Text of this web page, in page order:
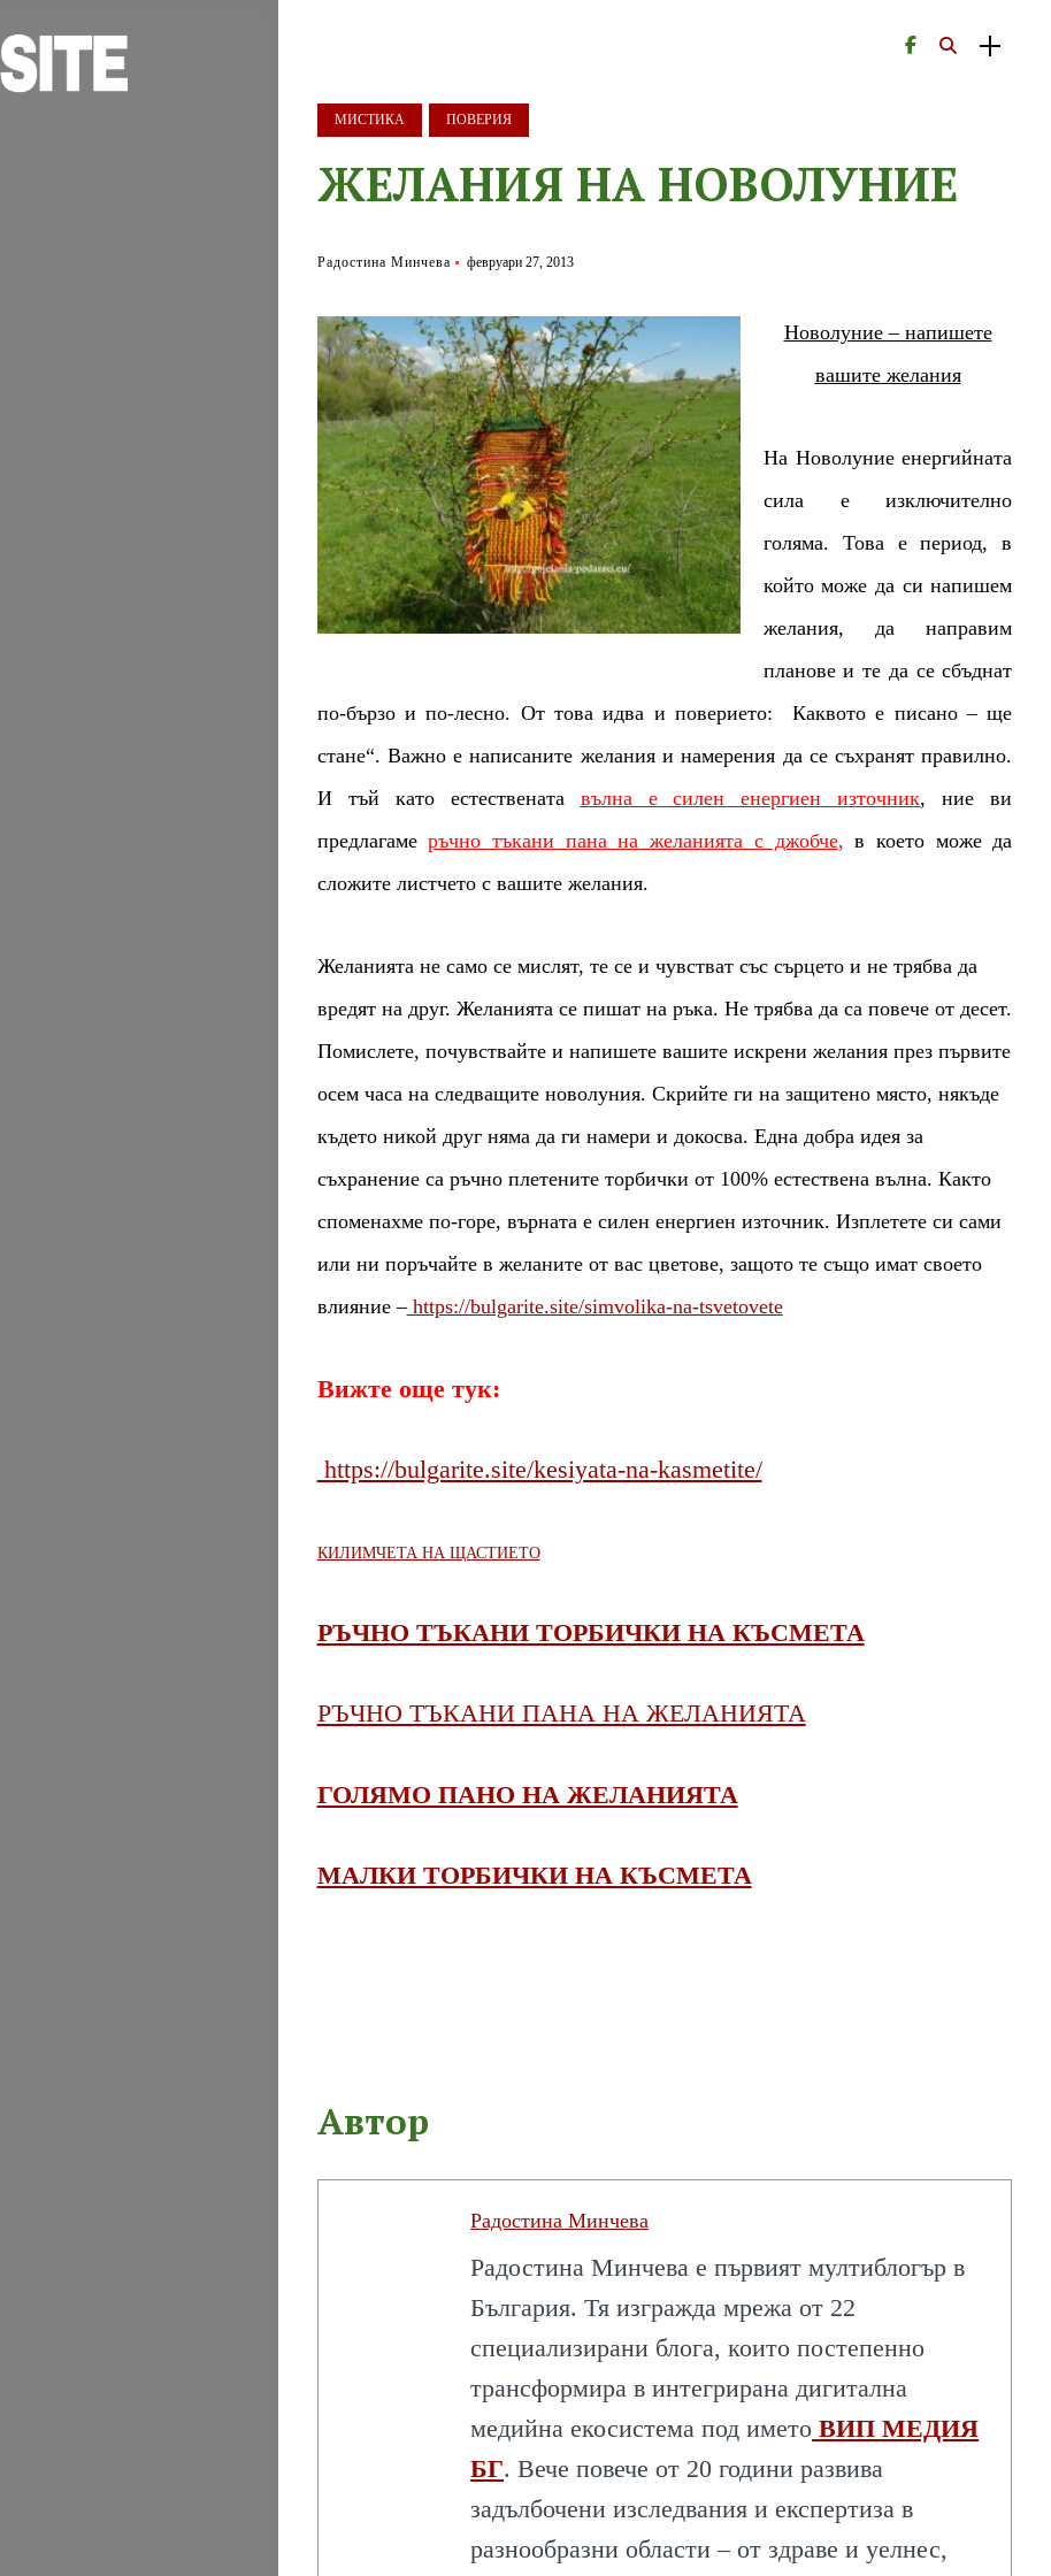
БЪЛГАРИЯ
БЪЛГАРИТЕ
ПРЕДПРИЕМАЧИ
ЗНАЧИМИ
КУЛТУРА
МИСТИКА ПОВЕРИЯ
ЖЕЛАНИЯ НА НОВОЛУНИЕ
Радостина Минчева февруари 27, 2013
Новолуние – напишете
вашите желания
На Новолуние енергийната
сила е изключително
голяма. Това е период, в
който може да си напишем
желания, да направим
планове и те да се сбъднат
по-бързо и по-лесно. От това идва и поверието: Каквото е писано – ще
стане“. Важно е написаните желания и намерения да се съхранят правилно.
И тъй като естествената вълна е силен енергиен източник, ние ви
предлагамеръчно тъкани пана на желанията с джобче, в което може да
сложите листчето с вашите желания.
Желанията не само се мислят, те се и чувстват със сърцето и не трябва да
вредят на друг. Желанията се пишат на ръка. Не трябва да са повече от десет.
Помислете, почувствайте и напишете вашите искрени желания през първите
осем часа на следващите новолуния. Скрийте ги на защитено място, някъде
където никой друг няма да ги намери и докосва. Една добра идея за
съхранение са ръчно плетените торбички от 100% естествена вълна. Както
споменахме по-горе, върната е силен енергиен източник. Изплетете си сами
или ни поръчайте в желаните от вас цветове, защото те също имат своето
влияние –https://bulgarite.site/simvolika-na-tsvetovete
Вижте още тук:
https://bulgarite.site/kesiyata-na-kasmetite/
КИЛИМЧЕТА НА ЩАСТИЕТО
РЪЧНО ТЪКАНИ ТОРБИЧКИ НА КЪСМЕТА
РЪЧНО ТЪКАНИ ПАНА НА ЖЕЛАНИЯТА
ГОЛЯМО ПАНО НА ЖЕЛАНИЯТА
МАЛКИ ТОРБИЧКИ НА КЪСМЕТА
Автор
Радостина Минчева
Радостина Минчева е първият мултиблогър в
България. Тя изгражда мрежа от 22
специализирани блога, които постепенно
трансформира в интегрирана дигитална
медийна екосистема под името ВИП МЕДИЯ
БГ. Вече повече от 20 години развива
задълбочени изследвания и експертиза в
разнообразни области – от здраве и уелнес,